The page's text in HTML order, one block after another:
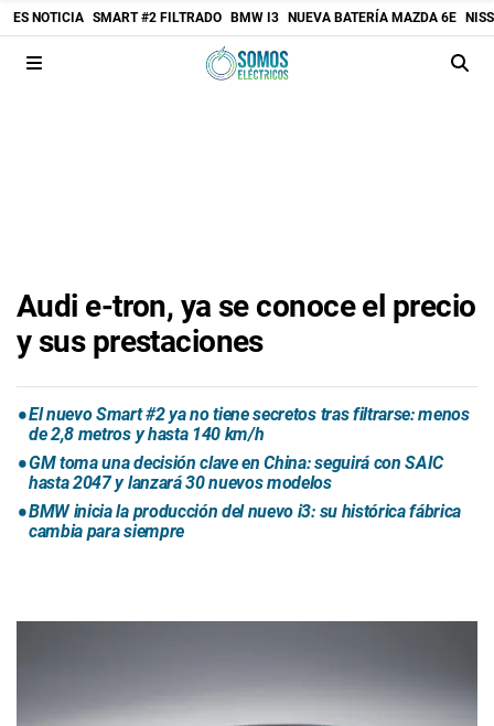
ES NOTICIA SMART #2 FILTRADO BMW I3 NUEVA BATERÍA MAZDA 6E
Audi e-tron, ya se conoce el precio
y sus prestaciones
El nuevo Smart #2 ya no tiene secretos tras filtrarse: menos
de 2,8 metros y hasta 140 km/h
GM toma una decisión clave en China: seguirá con SAIC
hasta 2047 y lanzará 30 nuevos modelos
BMW inicia la producción del nuevo i3: su histórica fábrica
cambia para siempre